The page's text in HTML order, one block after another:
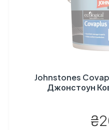
Johnstones
Джонстоун